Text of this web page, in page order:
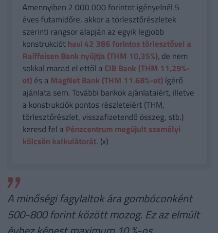
Amennyiben 2 000 000 forintot igényelnél 5
éves futamidőre, akkor a törlesztőrészletek
szerinti rangsor alapján az egyik legjobb
konstrukcióthavi 42 386 forintos törlesztővel a
Raiffeisen Bank nyújtja (THM 10,35%), de nem
sokkal marad el ettől a CIB Bank (THM 11,29%-
ot)és a MagNet Bank (THM 11.68%-ot)ígérő
ajánlata sem. További bankok ajánlataiért, illetve
a konstrukciók pontos részleteiért (THM,
törlesztőrészlet, visszafizetendő összeg, stb.)
keresd fel a Pénzcentrum megújult személyi
kölcsön kalkulátorát. (x)
A minőségi fagylaltok ára gombóconként
500-800 forint között mozog. Ez az elmúlt